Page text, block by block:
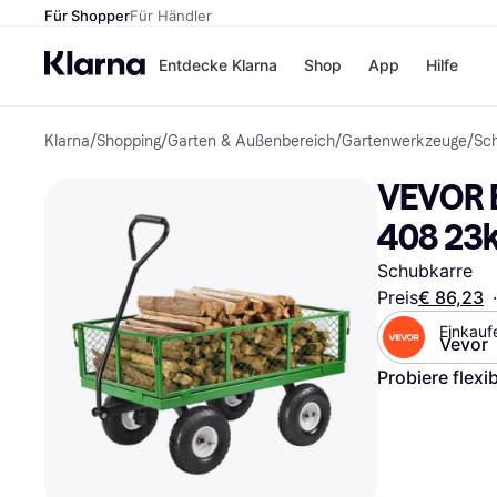
Für ShopperFür Händler
Entdecke Klarna
Zahlungsmethoden
Sofort bezahlen
Bezahle in 3
Teilzahlungen
Bezahle in bis zu 30
Ratenzahlung
Shop
Shops
H&M
Temu
Alle Shops
App Hilfe
Klarna/Shopping/Garten & Außenbereich/Gartenwerkzeuge/
408
Schubkarre
Preis€ 86,23 ·
Vevor
Probiere